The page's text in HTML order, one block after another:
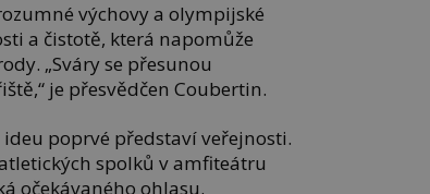
výchovy a olympijské
a čistotě, která napomůže
„Sváry se přesunou
je přesvědčen Coubertin.
poprvé představí veřejnosti.
spolků v amfiteátru
očekávaného ohlasu.